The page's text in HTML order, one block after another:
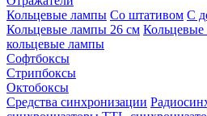
Кольцевые лампы Со штативом С
Кольцевые лампы 26 см
кольцевые лампы
Софтбоксы
Стрипбоксы
Октобоксы
Средства синхронизации